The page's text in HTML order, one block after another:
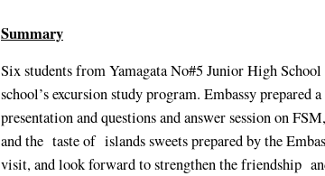
Summary
Six students from Yamagata No#5 Junior High
school’s excursion study program. Embassy
presentation and questions and answer session on
and the taste of islands sweets prepared by the
visit, and look forward to strengthen the friendship